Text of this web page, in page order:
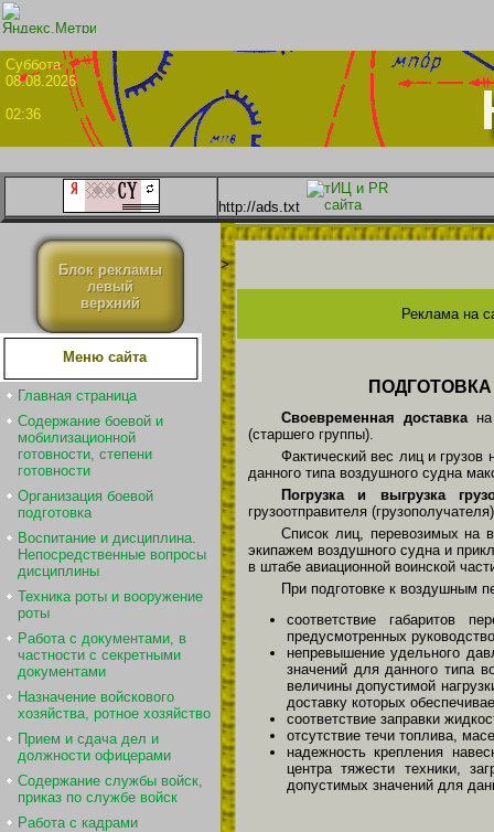
08.08.2026
02:36
http://ads.txt
Блок рекламы
левый
верхний
Меню сайта
Главная страница
Содержание боевой и
мобилизационной
готовности, степени
готовности
Организация боевой
подготовка
Воспитание и дисциплина.
Непосредственные вопросы
дисциплины
Техника роты и вооружение
роты
Работа с документами, в
частности с секретными
документами
Назначение войскового
хозяйства, ротное хозяйство
Прием и сдача дел и
должности офицерами
Содержание службы войск,
приказ по службе войск
Работа с кадрами
>
Реклама на
Своевременная доставка
(старшего группы).
Фактический вес лиц и
данного типа воздушного судна
Погрузка и выгрузка
грузоотправителя
Список лиц, перевозимых на
экипажем воздушного судна и
в штабе авиационной воинской
При подготовке к воздушным
соответствие габаритов
предусмотренных
непревышение удельного
значений для данного типа
величины допустимой
доставку которых
соответствие заправки
отсутствие течи топлива,
надежность крепления
центра тяжести техники,
допустимых значений для